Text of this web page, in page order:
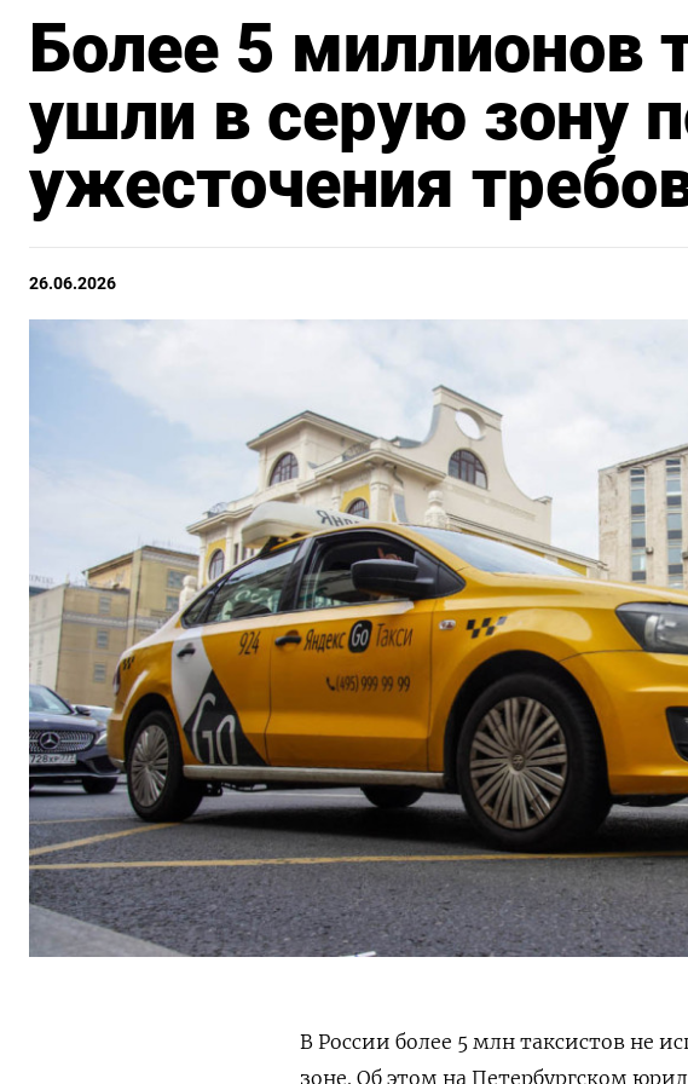
Более 5 миллионов
ушли в серую зону
ужесточения
26.06.2026
В России более 5 млн таксистов не
зоне. Об этом на Петербургском